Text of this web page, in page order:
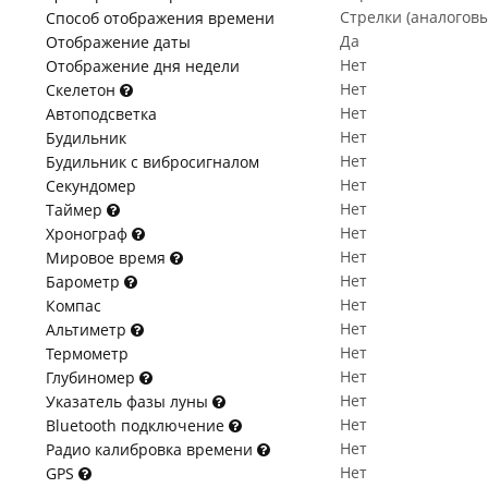
Способ отображения времени
Стрелки
Отображение даты
Да
Отображение дня недели
Нет
Скелетон
Нет
Автоподсветка
Нет
Будильник
Нет
Будильник с вибросигналом
Нет
Секундомер
Нет
Таймер
Нет
Хронограф
Нет
Мировое время
Нет
Барометр
Нет
Компас
Нет
Альтиметр
Нет
Термометр
Нет
Глубиномер
Нет
Указатель фазы луны
Нет
Bluetooth подключение
Нет
Радио калибровка времени
Нет
GPS
Нет